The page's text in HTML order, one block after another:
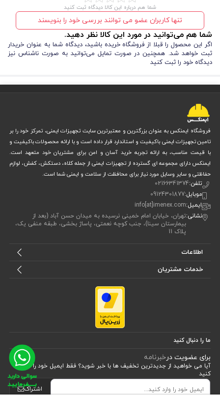
شما هم درباره این کالا دیدگاه ثبت کنید
تنها کاربران عضو می توانند بررسی خود را بنویسند
شما هم می‌توانید در مورد این کالا نظر دهید.
اگر این محصول را قبلا از فروشگاه خریده باشید، دیدگاه شما به عنوان خریدار
ثبت خواهد شد. همچنین در صورت تمایل می‌توانید به صورت ناشناس نیز
دیدگاه خود را ثبت کنید
فروشگاه ایمنکس به عنوان بزرگترین و معتبرترین سایت تجهیزات ایمنی، تمرکز خود را بر
تامین تجهیزات ایمنی باکیفیت و استاندارد قرار داده است و با ارائه محصولات باکیفیت و
با قیمت مناسب، به ارائه تجربه خرید آسان و امن برای مشتریان خود متعهد است.
ایمنکس دارای مجموعه ای گسترده از تجهیزات ایمنی از جمله کلاه، دستکش، کفش، لوازم
حفاظتی و سایر وسایل مورد نیاز برای محافظت از سلامت و ایمنی شما است.
تلفن:02166341374
موبایل:09124301877
ایمیل:info[at]imenex.com
نشانی:تهران، خیابان امام خمینی نرسیده به میدان حسن آباد (بعد از
بیمارستان سینا)، جنب کوچه نعمتی، پاساژ بخشی، طبقه منفی یک،
پلاک 11
اطلاعات
خدمات مشتریان
ما را دنبال کنید
برای عضویت درخبرنامه
آیا می خواهید از جدید‌ترین تخفیف‌ ها با‌ خبر شوید؟ فقط ایمیل خود را ثبت
کنید
اشتراک